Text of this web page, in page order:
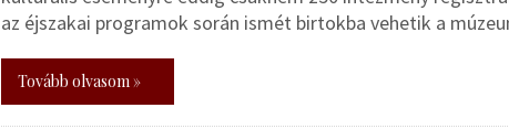
az éjszakai programok során ismét birtokba vehetik a
Tovább olvasom »